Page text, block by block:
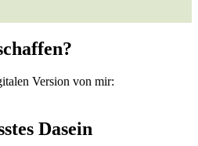
Version von mir:
Dasein